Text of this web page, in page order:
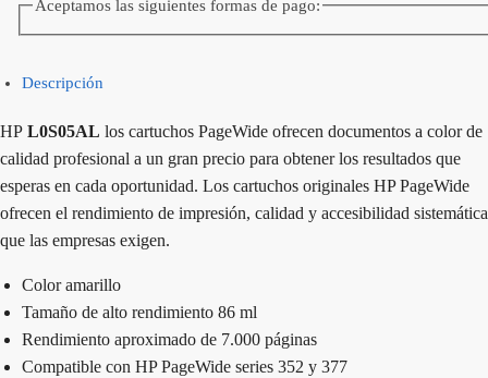
Aceptamos las siguientes formas de pago:
Descripción
HP L0S05AL los cartuchos PageWide ofrecen documentos a color de
calidad profesional a un gran precio para obtener los resultados que
esperas en cada oportunidad. Los cartuchos originales HP PageWide
ofrecen el rendimiento de impresión, calidad y accesibilidad sistemática
que las empresas exigen.
Color amarillo
Tamaño de alto rendimiento 86 ml
Rendimiento aproximado de 7.000 páginas
Compatible con HP PageWide series 352 y 377